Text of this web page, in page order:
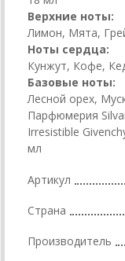
Верхние ноты:
Лимон, Мята,
Ноты сердца:
Кунжут, Кофе,
Базовые ноты:
Лесной орех,
Парфюмерия
Irresistible
мл
Артикул
Страна
Производитель